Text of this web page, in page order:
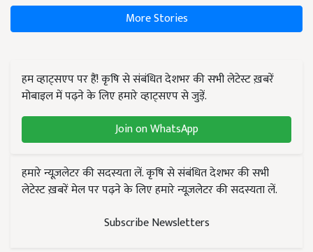
More Stories
हम व्हाट्सएप पर हैं! कृषि से संबंधित देशभर की सभी लेटेस्ट ख़बरें
मोबाइल में पढ़ने के लिए हमारे व्हाट्सएप से जुड़ें.
Join on WhatsApp
हमारे न्यूज़लेटर की सदस्यता लें. कृषि से संबंधित देशभर की सभी
लेटेस्ट ख़बरें मेल पर पढ़ने के लिए हमारे न्यूज़लेटर की सदस्यता लें.
Subscribe Newsletters